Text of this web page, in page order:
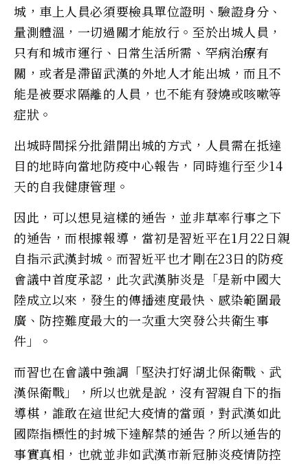
城，車上人員必須要檢具單位證明、驗證身分、
量測體溫，一切過關才能放行。至於出城人員，
只有和城市運行、日常生活所需、罕病治療有
關，或者是滯留武漢的外地人才能出城，而且不
能是被要求隔離的人員，也不能有發燒或咳嗽等
症狀。
出城時間採分批錯開出城的方式，人員需在抵達
目的地時向當地防疫中心報告，同時進行至少14
天的自我健康管理。
因此，可以想見這樣的通告，並非草率行事之下
的通告，而根據報導，當初是習近平在1月22日親
自指示武漢封城。而習近平也才剛在23日的防疫
會議中首度承認，此次武漢肺炎是「是新中國大
陸成立以來，發生的傳播速度最快、感染範圍最
廣、防控難度最大的一次重大突發公共衛生事
件」。
而習也在會議中強調「堅決打好湖北保衛戰、武
漢保衛戰」，所以也就是說，沒有習親自下的指
導棋，誰敢在這世紀大疫情的當頭，對武漢如此
國際指標性的封城下達解禁的通告？所以通告的
事實真相，也就並非如武漢市新冠肺炎疫情防控